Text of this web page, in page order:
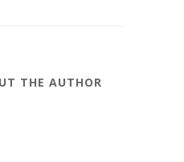
THE AUTHOR